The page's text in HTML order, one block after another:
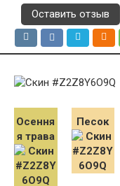
Оставить отзыв
Осення
я трава
Песок